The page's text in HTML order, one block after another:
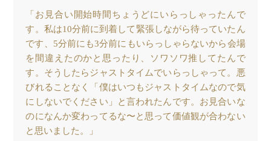
「お見合い開始時間ちょうどにいらっしゃったんで
す。私は10分前に到着して緊張しながら待っていたん
です、5分前にも3分前にもいらっしゃらないから会場
を間違えたのかと思ったり、ソワソワ推してたんで
す。そうしたらジャストタイムでいらっしゃって。悪
びれることなく「僕はいつもジャストタイムなので気
にしないでください」と言われたんです。お見合いな
のになんか変わってるな〜と思って価値観が合わない
と思いました。」